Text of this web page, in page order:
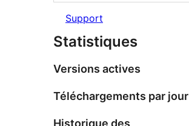
Support
Statistiques
Versions actives
Téléchargements par jour
Historique des